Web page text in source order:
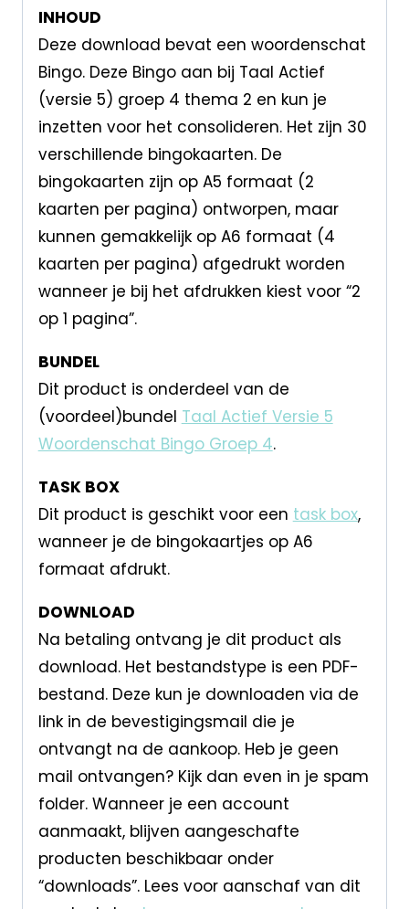
INHOUD
Deze download bevat een woordenschat
Bingo. Deze Bingo aan bij Taal Actief
(versie 5) groep 4 thema 2 en kun je
inzetten voor het consolideren. Het zijn 30
verschillende bingokaarten. De
bingokaarten zijn op A5 formaat (2
kaarten per pagina) ontworpen, maar
kunnen gemakkelijk op A6 formaat (4
kaarten per pagina) afgedrukt worden
wanneer je bij het afdrukken kiest voor “2
op 1 pagina”.
BUNDEL
Dit product is onderdeel van de
(voordeel)bundel Taal Actief Versie 5
Woordenschat Bingo Groep 4.
TASK BOX
Dit product is geschikt voor een task box,
wanneer je de bingokaartjes op A6
formaat afdrukt.
DOWNLOAD
Na betaling ontvang je dit product als
download. Het bestandstype is een PDF-
bestand. Deze kun je downloaden via de
link in de bevestigingsmail die je
ontvangt na de aankoop. Heb je geen
mail ontvangen? Kijk dan even in je spam
folder. Wanneer je een account
aanmaakt, blijven aangeschafte
producten beschikbaar onder
“downloads”. Lees voor aanschaf van dit